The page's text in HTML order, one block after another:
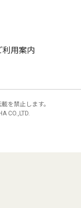
利用案内
を禁止します。
CO.,LTD.